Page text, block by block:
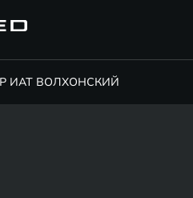
ИАТ ВОЛХОНСКИЙ